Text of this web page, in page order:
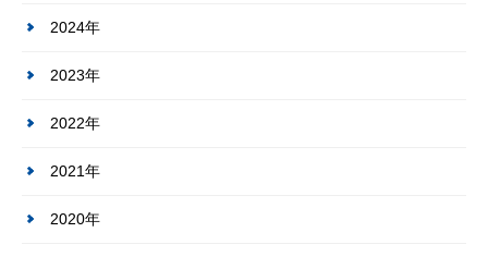
2024年
2023年
2022年
2021年
2020年